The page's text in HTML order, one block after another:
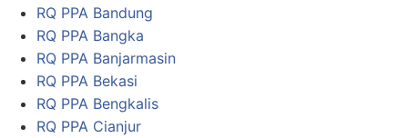
RQ PPA Bandung
RQ PPA Bangka
RQ PPA Banjarmasin
RQ PPA Bekasi
RQ PPA Bengkalis
RQ PPA Cianjur